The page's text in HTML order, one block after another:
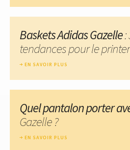
Baskets Adidas Gazelle:
tendances pour le
EN SAVOIR PLUS
Quel pantalon porter
Gazelle ?
EN SAVOIR PLUS